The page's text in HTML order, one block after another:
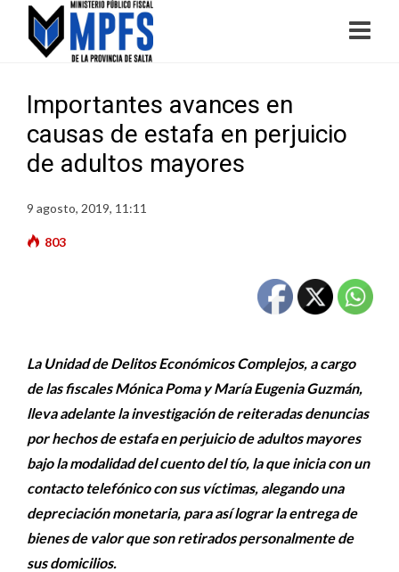
Importantes avances en
causas de estafa en perjuicio
de adultos mayores
9 agosto, 2019, 11:11
803
La Unidad de Delitos Económicos Complejos, a cargo
de las fiscales Mónica Poma y María Eugenia Guzmán,
lleva adelante la investigación de reiteradas denuncias
por hechos de estafa en perjuicio de adultos mayores
bajo la modalidad del cuento del tío, la que inicia con un
contacto telefónico con sus víctimas, alegando una
depreciación monetaria, para así lograr la entrega de
bienes de valor que son retirados personalmente de
sus domicilios.